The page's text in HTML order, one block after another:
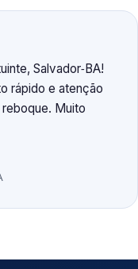
Salvador‑BA!
rápido e atenção
Muito